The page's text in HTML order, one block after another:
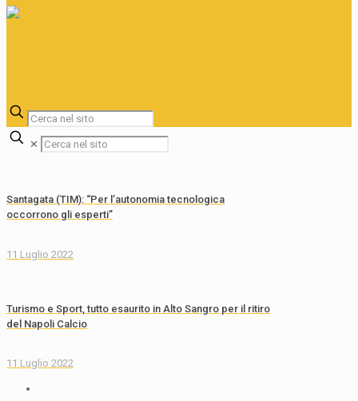
✕
Santagata (TIM): “Per l’autonomia tecnologica
occorrono gli esperti”
11 Luglio 2022
Turismo e Sport, tutto esaurito in Alto Sangro per il ritiro
del Napoli Calcio
11 Luglio 2022